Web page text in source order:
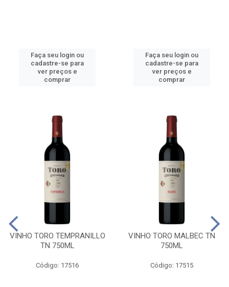
Faça seu login ou
cadastre-se para
ver preços e
comprar
Faça seu login ou
cadastre-se para
ver preços e
comprar
VINHO TORO TEMPRANILLO
TN 750ML
Código: 17516
VINHO TORO MALBEC TN
750ML
Código: 17515